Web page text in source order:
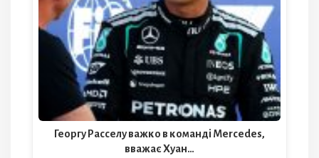
Георгу Расселу важко в команді Mercedes,
вважає Хуан…